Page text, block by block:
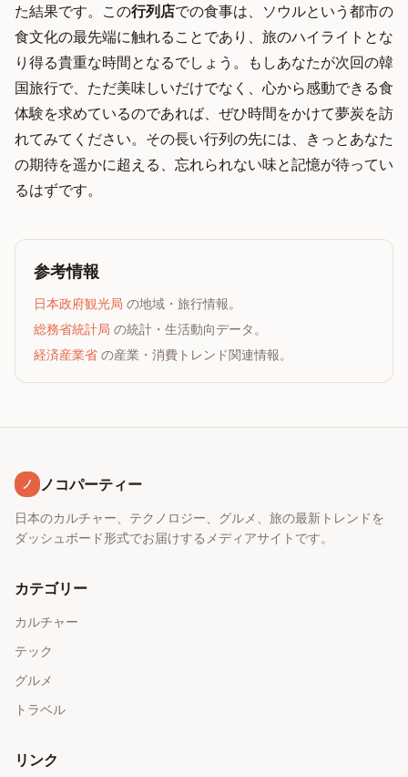
た結果です。この行列店での食事は、ソウルという都市の
食文化の最先端に触れることであり、旅のハイライトとな
り得る貴重な時間となるでしょう。もしあなたが次回の韓
国旅行で、ただ美味しいだけでなく、心から感動できる食
体験を求めているのであれば、ぜひ時間をかけて夢炭を訪
れてみてください。その長い行列の先には、きっとあなた
の期待を遥かに超える、忘れられない味と記憶が待ってい
るはずです。
参考情報
日本政府観光局 の地域・旅行情報。
総務省統計局 の統計・生活動向データ。
経済産業省 の産業・消費トレンド関連情報。
ノ ノコパーティー
日本のカルチャー、テクノロジー、グルメ、旅の最新トレンドを
ダッシュボード形式でお届けするメディアサイトです。
カテゴリー
カルチャー
テック
グルメ
トラベル
リンク